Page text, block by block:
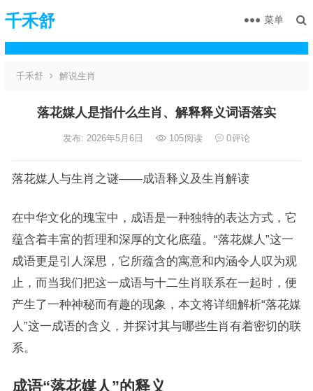
千禾舒 菜单
千禾舒 解说生肖
落花媒人是指什么生肖、解释释义词语落实
发布: 2026年5月6日 105阅读 0评论
落花媒人与生肖之谜——成语释义及生肖解读
在中华文化的瑰宝中，成语是一种独特的表达方式，它
蕴含着丰富的哲理和深厚的文化底蕴。“落花媒人”这一
成语更是引人深思，它所蕴含的寓意和内涵令人叹为观
止，而当我们把这一成语与十二生肖联系在一起时，便
产生了一种神秘而有趣的现象，本文将详细解析“落花媒
人”这一成语的含义，并探讨其与哪些生肖有着密切的联
系。
成语“落花媒人”的释义